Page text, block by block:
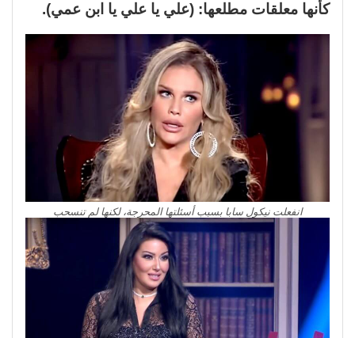
كأنها معلقات مطلعها: (علي يا علي يا ابن عمي).
انفعلت نيكول سابا بسبب أسئلتها المحرجة، لكنها لم تنسحب